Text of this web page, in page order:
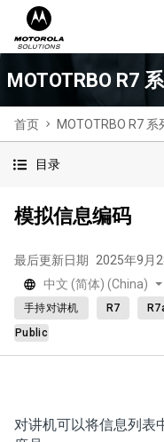
MOTOTRBO R7
首页 MOTOTRBO R7 系
目录
模拟信息编码
最后更新日期 2025年9月
中文 (简体) (China)
手持对讲机 R7
Public
对讲机可以将信息列表